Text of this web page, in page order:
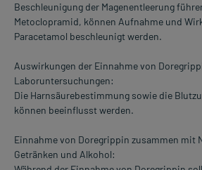
Beschleunigung der Magenentleerung
Metoclopramid, können Aufnahme und
Paracetamol beschleunigt werden.
Auswirkungen der Einnahme von
Laboruntersuchungen:
Die Harnsäurebestimmung sowie die
können beeinflusst werden.
Einnahme von Doregrippin zusammen mit
Getränken und Alkohol: